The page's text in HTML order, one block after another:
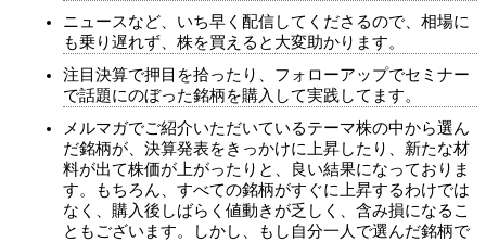
ニュースなど、いち早く配信してくださるので、相場に
も乗り遅れず、株を買えると大変助かります。
注目決算で押目を拾ったり、フォローアップでセミナー
で話題にのぼった銘柄を購入して実践してます。
メルマガでご紹介いただいているテーマ株の中から選ん
だ銘柄が、決算発表をきっかけに上昇したり、新たな材
料が出て株価が上がったりと、良い結果になっておりま
す。もちろん、すべての銘柄がすぐに上昇するわけでは
なく、購入後しばらく値動きが乏しく、含み損になるこ
ともございます。しかし、もし自分一人で選んだ銘柄で